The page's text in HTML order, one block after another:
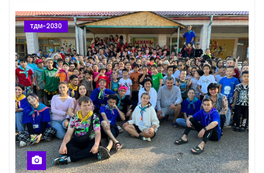
ТДМ-2030